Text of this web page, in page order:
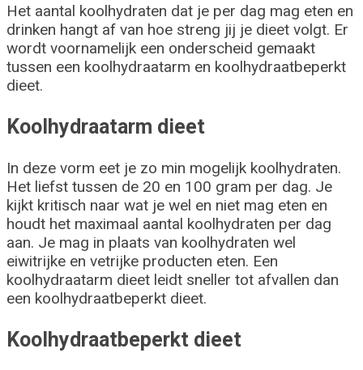
Het aantal koolhydraten dat je per dag mag eten en
drinken hangt af van hoe streng jij je dieet volgt. Er
wordt voornamelijk een onderscheid gemaakt
tussen een koolhydraatarm en koolhydraatbeperkt
dieet.
Koolhydraatarm dieet
In deze vorm eet je zo min mogelijk koolhydraten.
Het liefst tussen de 20 en 100 gram per dag. Je
kijkt kritisch naar wat je wel en niet mag eten en
houdt het maximaal aantal koolhydraten per dag
aan. Je mag in plaats van koolhydraten wel
eiwitrijke en vetrijke producten eten. Een
koolhydraatarm dieet leidt sneller tot afvallen dan
een koolhydraatbeperkt dieet.
Koolhydraatbeperkt dieet